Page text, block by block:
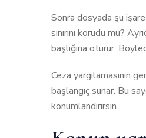
Sonra dosyada şu
sınırını korudu mu?
başlığına oturur.
Ceza yargılamasının
başlangıç sunar. Bu
konumlandırırsın.